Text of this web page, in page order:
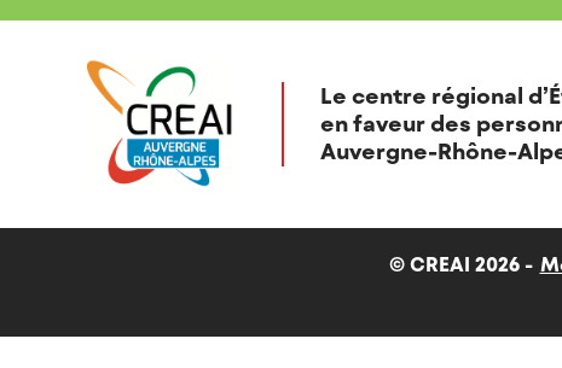
Le centre régional
en faveur des
Auvergne-Rhône-
© CREAI 2026 -